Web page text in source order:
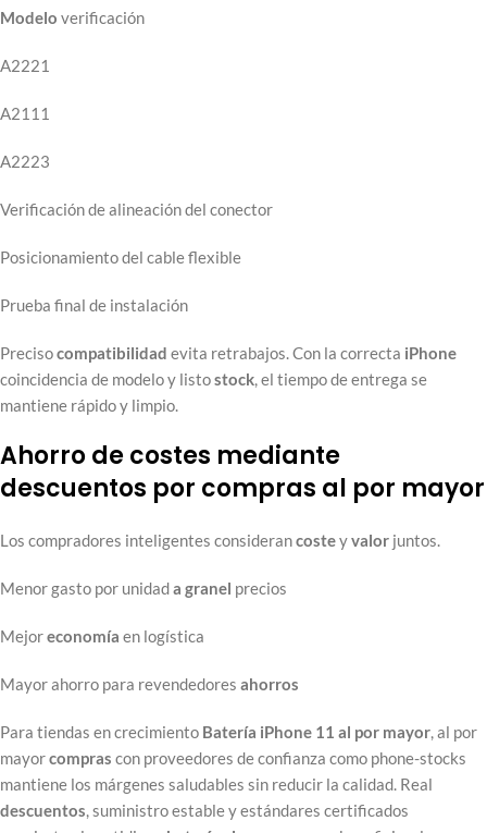
Modelo verificación
A2221
A2111
A2223
Verificación de alineación del conector
Posicionamiento del cable flexible
Prueba final de instalación
Precisocompatibilidad evita retrabajos. Con la correcta iPhone
coincidencia de modelo y listostock, el tiempo de entrega se
mantiene rápido y limpio.
Ahorro de costes mediante
descuentos por compras al por mayor
Los compradores inteligentes considerancosteyvalor juntos.
Menor gasto por unidada granel precios
Mejoreconomía en logística
Mayor ahorro para revendedores ahorros
Para tiendas en crecimiento Batería iPhone 11 al por mayor, al por
mayorcompras con proveedores de confianza como phone-stocks
mantiene los márgenes saludables sin reducir la calidad. Real
descuentos, suministro estable y estándares certificados